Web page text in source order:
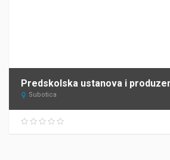
Subotica